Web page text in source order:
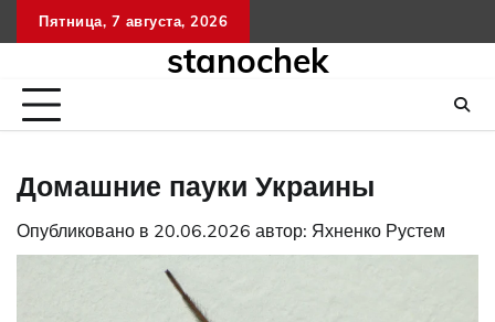
Перейти
к
Пятница, 7 августа, 2026
stanochek
Домашние пауки Украины
Опубликовано в 20.06.2026 автор: Яхненко Рустем